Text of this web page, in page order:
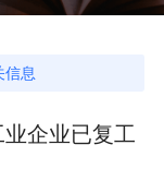
信息
企业已复工